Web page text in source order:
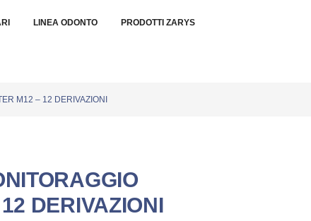
LINEA ODONTO PRODOTTI ZARYS
M12 – 12 DERIVAZIONI
DERIVAZIONI